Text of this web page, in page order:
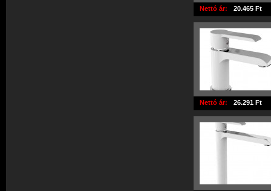
Nettó ár: 20.465 Ft
Nettó ár: 26.291 Ft